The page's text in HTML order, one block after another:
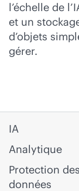
l’échelle de
et un
d’objets
gérer.
IA
Analytique
Protection
données